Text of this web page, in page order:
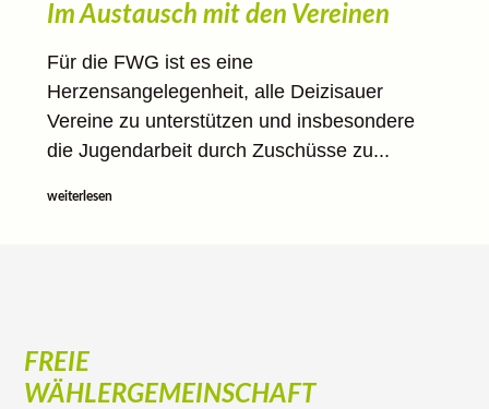
Im Austausch mit den Vereinen
Für die FWG ist es eine
Herzensangelegenheit, alle Deizisauer
Vereine zu unterstützen und insbesondere
die Jugendarbeit durch Zuschüsse zu...
weiterlesen
FREIE
WÄHLERGEMEINSCHAFT